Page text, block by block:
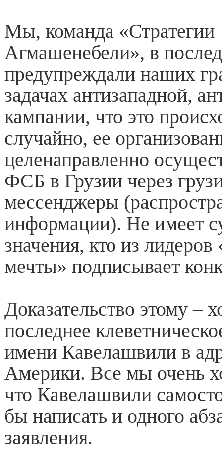
Мы, команда «Стратегии
Агмашенебели», в
предупреждали наших
задачах антизападной,
кампании, что это
случайно, ее
целенаправленно
ФСБ в Грузии через
мессенджеры
информации). Не имеет
значения, кто из лидеров
мечты» подписывает
Доказательство этому –
последнее
имени Кавелашвили в
Америки. Все мы очень
что Кавелашвили
бы написать и одного
заявления.